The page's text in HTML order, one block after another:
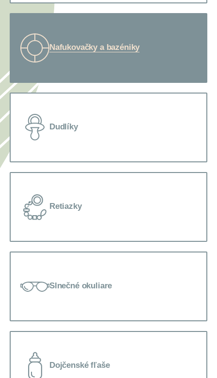
Nafukovačky a bazéniky
Dudlíky
Retiazky
Slnečné okuliare
Dojčenské fľaše